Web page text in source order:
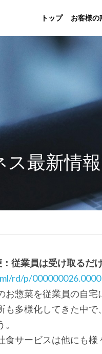
トップ
ス最新情
従業員は受け取るだ
rd/p/
お惣菜を従業員の自
も多様化してきた中
サービスは他にも様